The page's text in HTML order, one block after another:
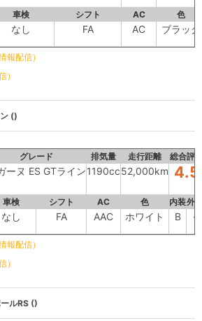
車検 シフト AC 色
なし FA AC ブラック
報配信）
）
()
グレード 排気量 走行距離 総合評
ーヌ ES GTライン1190cc52,000km 4.5
車検 シフト AC 色 内装外
なし FA AAC ホワイト B -
報配信）
）
ルRS ()